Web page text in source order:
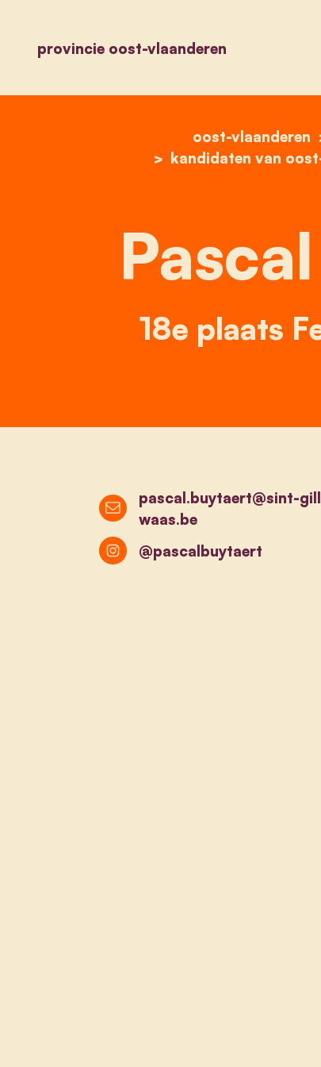
provincie oost-vlaanderen
oost-vlaanderen
kandidaten van
18e plaats
pascal.buytaert@sint-
waas.be
@pascalbuytaert